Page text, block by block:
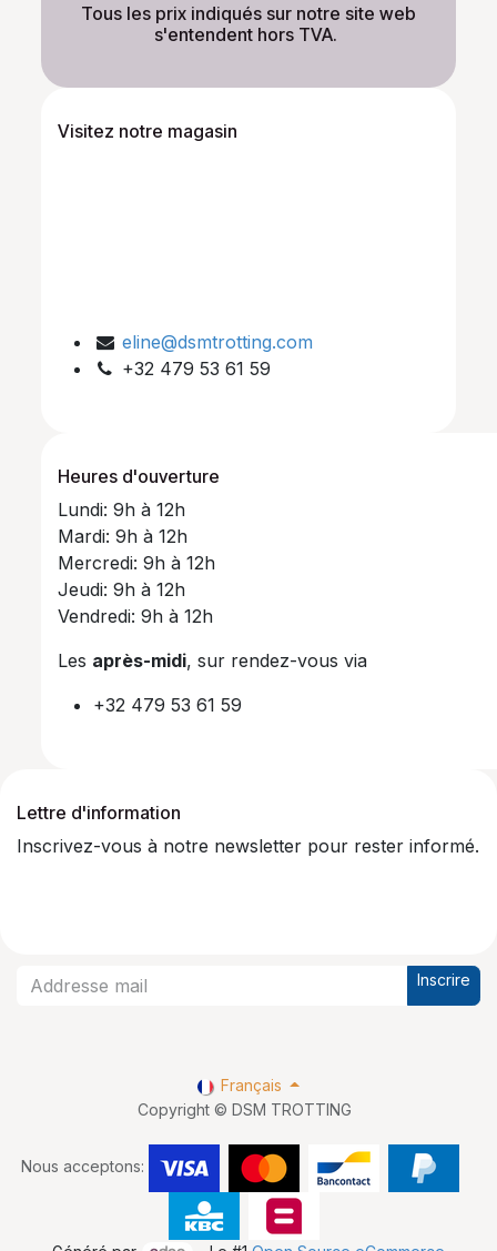
​Tous les prix indiqués sur notre site web
s'entendent hors TVA.
Visitez notre magasin
eline@dsmtrotting.com
+32 479 53 61 59
Heures d'ouverture
Lundi: 9h à 12h
Mardi: 9h à 12h
Mercredi: 9h à 12h
Jeudi: 9h à 12h
Vendredi: 9h à 12h
Les après-midi, sur rendez-vous via
+32 479 53 61 59
Lettre d'information
Inscrivez-vous à notre newsletter pour rester informé.
Inscrire
Copyright © DSM TROTTING
Nous acceptons:
Français